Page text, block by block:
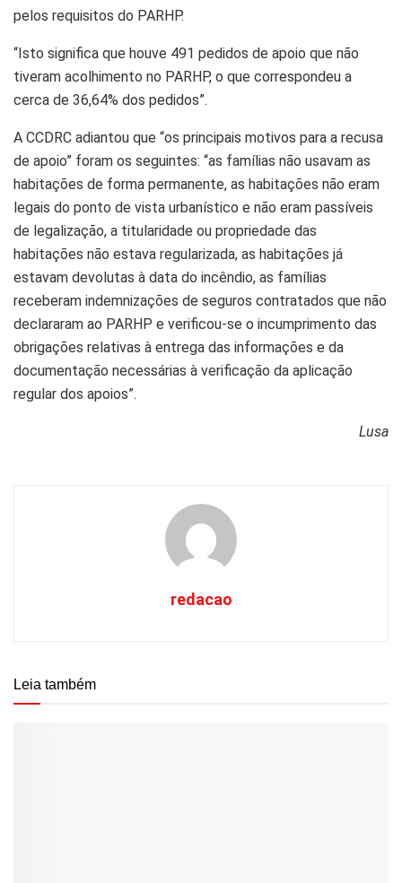
pelos requisitos do PARHP.
“Isto significa que houve 491 pedidos de apoio que não
tiveram acolhimento no PARHP, o que correspondeu a
cerca de 36,64% dos pedidos”.
A CCDRC adiantou que “os principais motivos para a recusa
de apoio” foram os seguintes: “as famílias não usavam as
habitações de forma permanente, as habitações não eram
legais do ponto de vista urbanístico e não eram passíveis
de legalização, a titularidade ou propriedade das
habitações não estava regularizada, as habitações já
estavam devolutas à data do incêndio, as famílias
receberam indemnizações de seguros contratados que não
declararam ao PARHP e verificou-se o incumprimento das
obrigações relativas à entrega das informações e da
documentação necessárias à verificação da aplicação
regular dos apoios”.
Lusa
redacao
Leia também